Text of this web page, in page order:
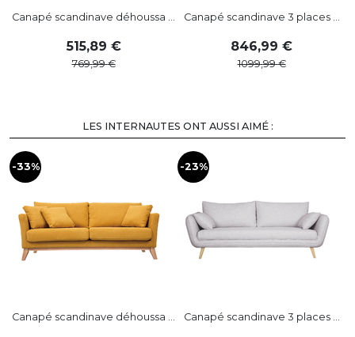
Canapé scandinave déhoussa ...
515,89
769,99
Canapé scandinave 3 places ...
846,99
1099,99
LES INTERNAUTES ONT AUSSI AIMÉ :
-33%
Canapé scandinave déhoussa ...
-23%
Canapé scandinave 3 places ...